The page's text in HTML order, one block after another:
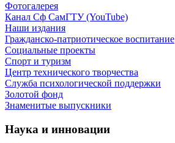
Фотогалерея
Канал Сф СамГТУ (YouTube)
Наши издания
Гражданско-патриотическое воспитание
Социальные проекты
Спорт и туризм
Центр технического творчества
Служба психологической поддержки
Золотой фонд
Знаменитые выпускники
Наука и инновации